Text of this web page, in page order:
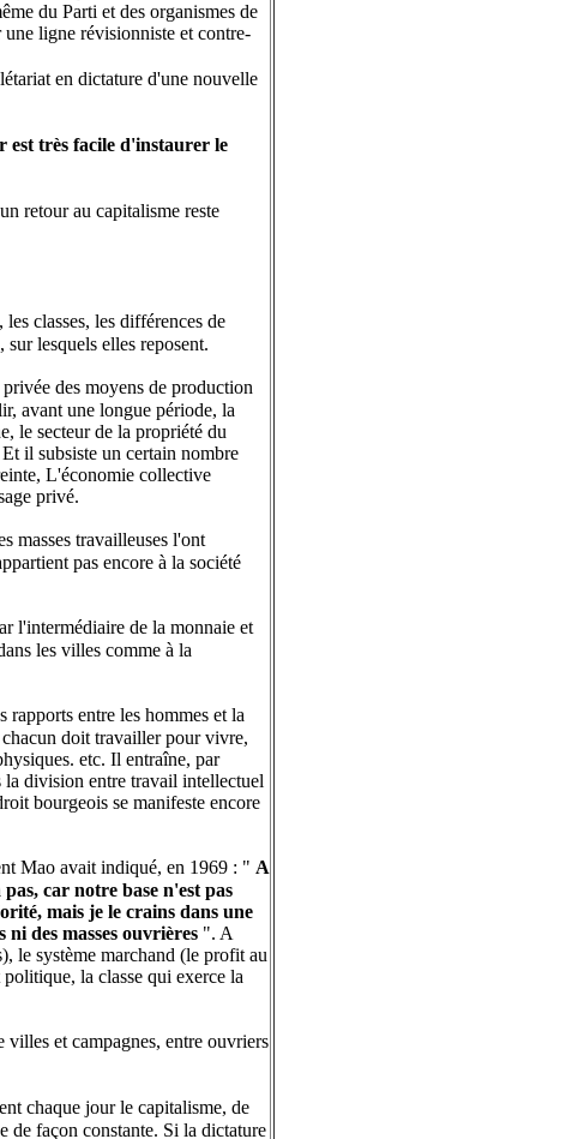
du Parti et des organismes de
ligne révisionniste et contre-
en dictature d'une nouvelle
est très facile d'instaurer le
retour au capitalisme reste
classes, les différences de
lesquels elles reposent.
des moyens de production
avant une longue période, la
le secteur de la propriété du
il subsiste un certain nombre
L'économie collective
privé.
masses travailleuses l'ont
pas encore à la société
l'intermédiaire de la monnaie et
les villes comme à la
entre les hommes et la
doit travailler pour vivre,
etc. Il entraîne, par
division entre travail intellectuel
bourgeois se manifeste encore
Mao avait indiqué, en 1969 : " A
car notre base n'est pas
mais je le crains dans une
des masses ouvrières ". A
le système marchand (le profit au
la classe qui exerce la
et campagnes, entre ouvriers
chaque jour le capitalisme, de
de façon constante. Si la dictature